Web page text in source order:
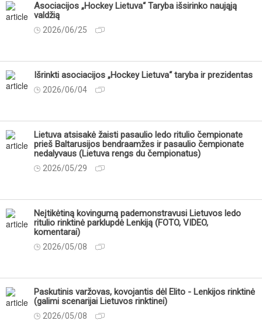
Asociacijos „Hockey Lietuva“ Taryba išsirinko naująją
valdžią
2026/06/25
Išrinkti asociacijos „Hockey Lietuva“ taryba ir prezidentas
2026/06/04
Lietuva atsisakė žaisti pasaulio ledo ritulio čempionate
prieš Baltarusijos bendraamžes ir pasaulio čempionate
nedalyvaus (Lietuva rengs du čempionatus)
2026/05/29
Neįtikėtiną kovingumą pademonstravusi Lietuvos ledo
ritulio rinktinė parklupdė Lenkiją (FOTO, VIDEO,
komentarai)
2026/05/08
Paskutinis varžovas, kovojantis dėl Elito - Lenkijos rinktinė
(galimi scenarijai Lietuvos rinktinei)
2026/05/08